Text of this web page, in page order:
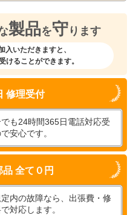
製品を守 ります
入いただきますと、
けることができます。
修理受付
も24時間365日電話対応受
安心です。
全て０円
内の故障なら、出張費・修
対応します。